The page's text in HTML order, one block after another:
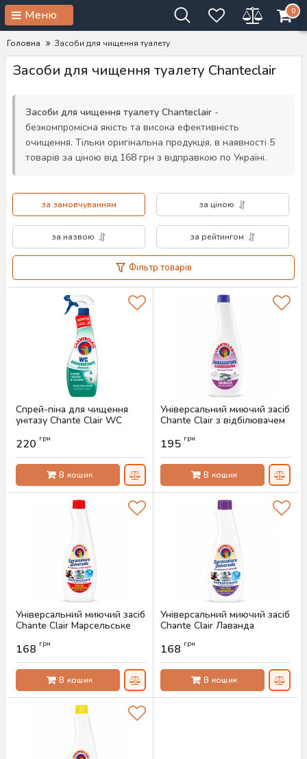
Меню 0
Головна Засоби для чищення туалету
Засоби для чищення туалету Chanteclair
Засоби для чищення туалету Chanteclair -
безкомпромісна якість та висока ефективність
очищення. Тільки оригінальна продукція, в наявності 5
товарів за ціною від 168 грн з відправкою по Україні.
за замовчуванням за ціною
за назвою за рейтингом
Фільтр товарів
Спрей-піна для чищення
унітазу Chante Clair WC
Артикул:
220 грн
В кошик
Універсальний миючий засіб
Chante Clair з відбілювачем
Артикул:
195 грн
В кошик
Універсальний миючий засіб
Chante Clair Марсельське
Артикул:
168 грн
В кошик
Універсальний миючий засіб
Chante Clair Лаванда
Артикул:
168 грн
В кошик